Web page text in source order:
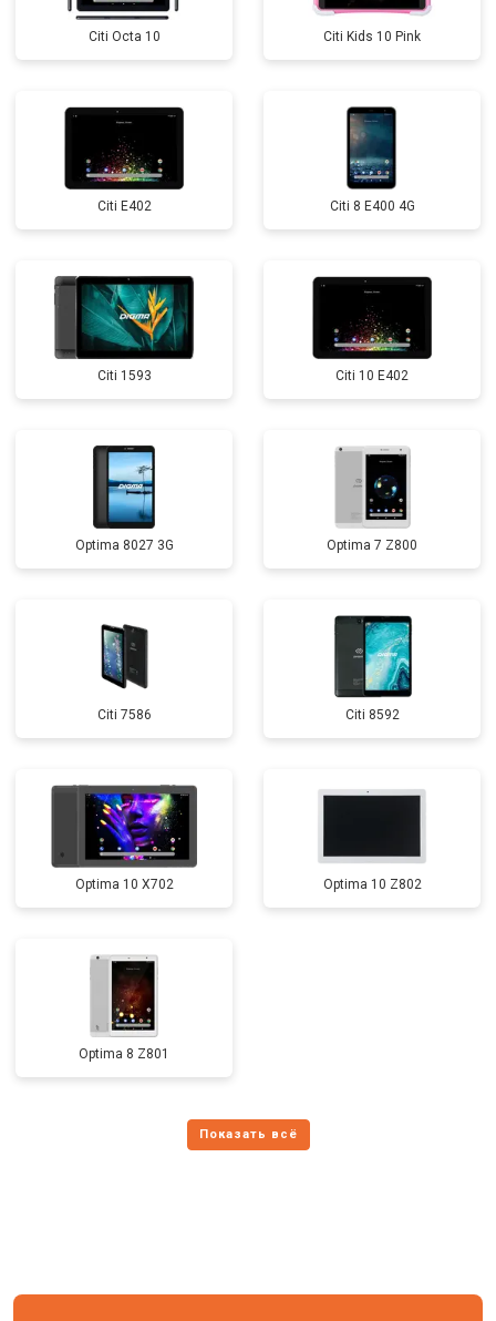
Citi Octa 10 Citi Kids 10 Pink
Citi E402 Citi 8 E400 4G
Citi 1593 Citi 10 E402
Optima 8027 3G Optima 7 Z800
Citi 7586 Citi 8592
Optima 10 X702 Optima 10 Z802
Optima 8 Z801